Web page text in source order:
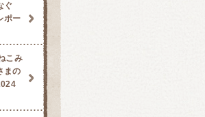
ぐ
ポー
こみ
まの